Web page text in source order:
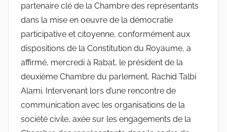
partenaire clé de la Chambre des représentants
dans la mise en oeuvre de la démocratie
participative et citoyenne, conformément aux
dispositions de la Constitution du Royaume, a
affirmé, mercredi à Rabat, le président de la
deuxième Chambre du parlement, Rachid Talbi
Alami. Intervenant lors d’une rencontre de
communication avec les organisations de la
société civile, axée sur les engagements de la